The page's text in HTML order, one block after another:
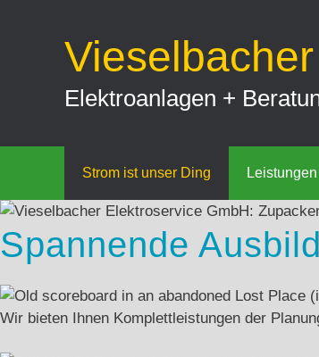
Elektroanlagen +
Strom ist unser Ding Leistungen
Spannende
Wir bieten Ihnen Komplettleistungen der